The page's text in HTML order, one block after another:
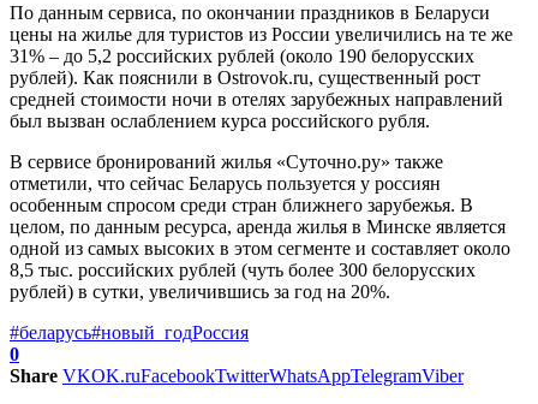
По данным сервиса, по окончании праздников в Беларуси
цены на жилье для туристов из России увеличились на те же
31% – до 5,2 российских рублей (около 190 белорусских
рублей). Как пояснили в Ostrovok.ru, существенный рост
средней стоимости ночи в отелях зарубежных направлений
был вызван ослаблением курса российского рубля.
В сервисе бронирований жилья «Суточно.ру» также
отметили, что сейчас Беларусь пользуется у россиян
особенным спросом среди стран ближнего зарубежья. В
целом, по данным ресурса, аренда жилья в Минске является
одной из самых высоких в этом сегменте и составляет около
8,5 тыс. российских рублей (чуть более 300 белорусских
рублей) в сутки, увеличившись за год на 20%.
#беларусь#новый_годРоссия
0
Share VKOK.ruFacebookTwitterWhatsAppTelegramViber